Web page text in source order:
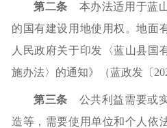
第二条
本办法适用于蓝
的国有建设用地使用权。地面
人民政府关于印发〈蓝山县国
施办法〉的通知》
（蓝政发〔
第三条
公共利益需要或
造等，需要使用单位和个人依